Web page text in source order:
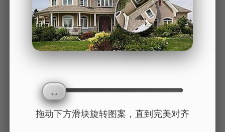
拖动下方滑块旋转图案，直到完美对齐